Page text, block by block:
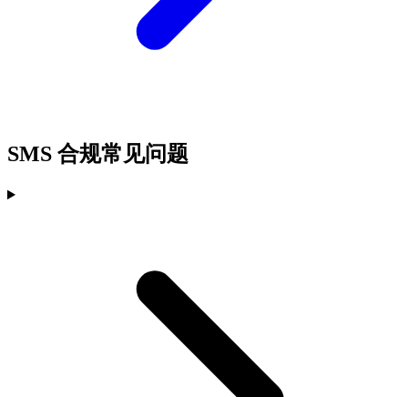
SMS 合规常见问题